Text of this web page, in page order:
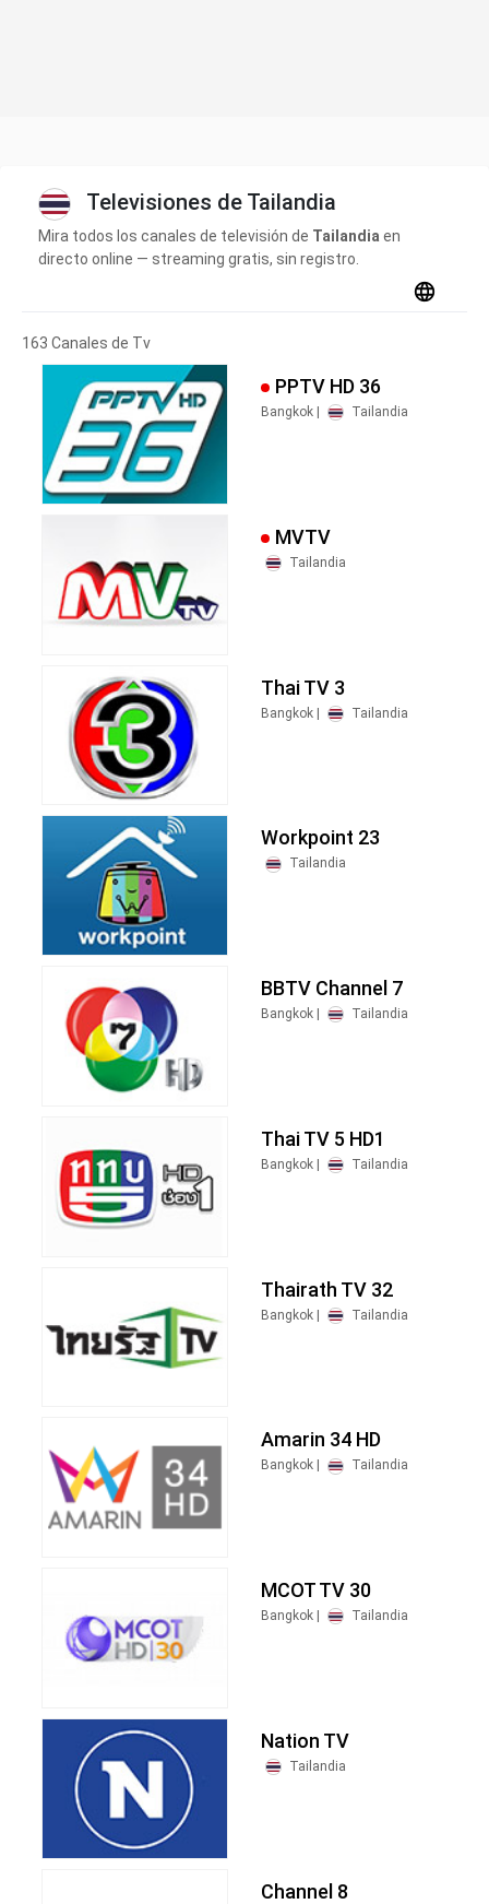
Televisiones de Tailandia
Mira todos los canales de televisión de Tailandia en
directo online — streaming gratis, sin registro.
163 Canales de Tv
PPTV HD 36
Bangkok | Tailandia
MVTV
Tailandia
Thai TV 3
Bangkok | Tailandia
Workpoint 23
Tailandia
BBTV Channel 7
Bangkok | Tailandia
Thai TV 5 HD1
Bangkok | Tailandia
Thairath TV 32
Bangkok | Tailandia
Amarin 34 HD
Bangkok | Tailandia
MCOT TV 30
Bangkok | Tailandia
Nation TV
Tailandia
Channel 8